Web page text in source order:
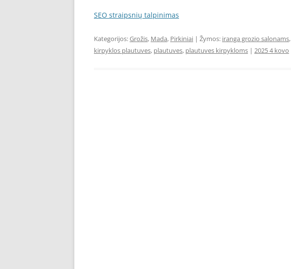
SEO straipsnių talpinimas
Kategorijos:Grožis, Mada, Pirkiniai | Žymos: iranga grozio salonams,
kirpyklos plautuves, plautuves, plautuves kirpykloms | 2025 4 kovo